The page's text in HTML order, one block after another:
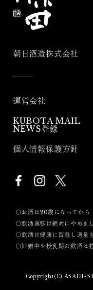
朝日酒造株式会社
運営会社
KUBOTA MAIL
NEWS登録
個人情報保護方針
〇お酒は20歳になってから
〇飲酒運転は絶対にやめま
〇飲酒は健康に留意し適量
〇妊娠中や授乳期の飲酒は
Copyright(C) ASAHI-